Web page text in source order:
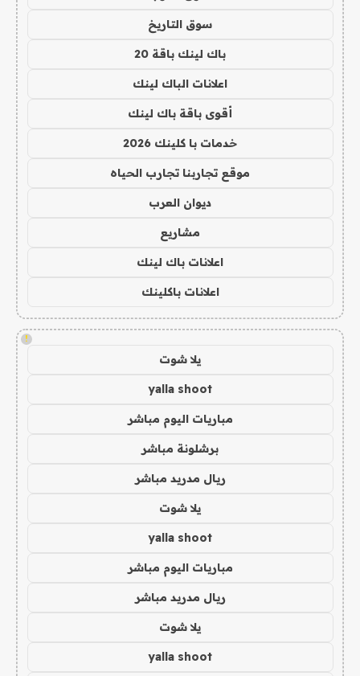
سوق التاريخ
باك لينك باقة 20
اعلانات الباك لينك
أقوى باقة باك لينك
خدمات با كلينك 2026
موقع تجاربنا تجارب الحياه
ديوان العرب
مشاريع
اعلانات باك لينك
اعلانات باكلينك
!
يلا شوت
yalla shoot
مباريات اليوم مباشر
برشلونة مباشر
ريال مدريد مباشر
يلا شوت
yalla shoot
مباريات اليوم مباشر
ريال مدريد مباشر
يلا شوت
yalla shoot